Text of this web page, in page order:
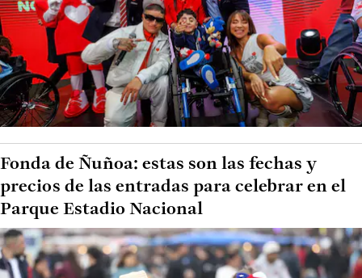
Fonda de Ñuñoa: estas son las fechas y
precios de las entradas para celebrar en el
Parque Estadio Nacional